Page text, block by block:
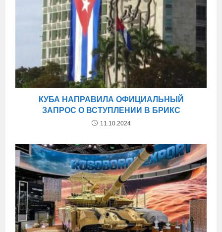
КУБА НАПРАВИЛА ОФИЦИАЛЬНЫЙ
ЗАПРОС О ВСТУПЛЕНИИ В БРИКС
11.10.2024